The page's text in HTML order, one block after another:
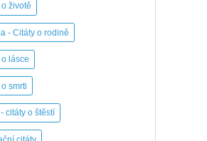
životě
- Citáty o rodině
lásce
smrti
citáty o štěstí